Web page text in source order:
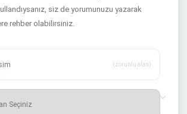
siz de yorumunuzu yazarak
rehber olabilirsiniz.
(zorunlu alan)